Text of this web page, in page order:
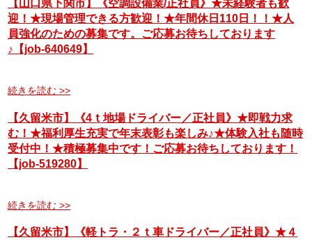
【山口県下関市】《空調設備業/正社員》★未経験者も歓
迎！★現場管理できる方歓迎！★年間休日110日！！★人
員強化のための募集です。ご応募お待ちしております
♪【job-640649】
続きを読む >>
【久留米市】《4ｔ地場ドライバー／正社員》★即戦力求
む！★福利厚生充実で年末表彰も楽しみ♪★体験入社も随時
受付中！★積極募集中です！ご応募お待ちしております！
【job-519280】
続きを読む >>
【久留米市】《軽トラ・２ｔ車ドライバー／正社員》★４